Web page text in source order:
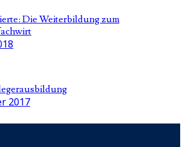
Die Weiterbildung zum
2017